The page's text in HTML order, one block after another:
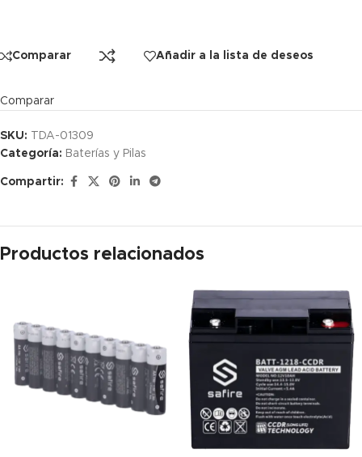
Comparar Añadir a la lista de deseos
Comparar
SKU:
TDA-01309
Categoría: Baterías y Pilas
Compartir:
Productos relacionados